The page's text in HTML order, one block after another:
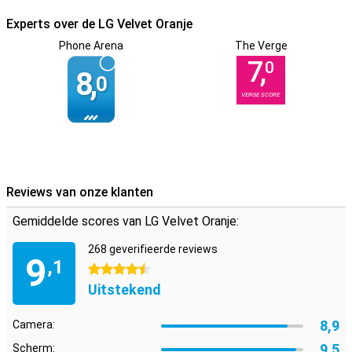
4.0+ en Power Delivery. Met de juiste lader kun je snelladen tot wel
opladen kan met een vermogen van maximaal 9W.
Experts over de LG Velvet Oranje
Phone Arena
8,0
The Verge
7,0
VERGE SCORE
Reviews van onze klanten
Gemiddelde scores van LG Velvet Oranje:
9,1
268 geverifieerde reviews
4.5 sterren
Uitstekend
Camera: 8,9
Scherm: